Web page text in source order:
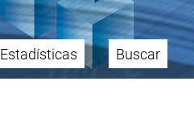
Estadísticas Buscar